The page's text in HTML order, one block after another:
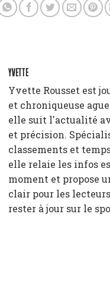
YVETTE
Yvette Rousset est
et chroniqueuse
elle suit l'actualité
et précision.
classements et
elle relaie les infos
moment et propose
clair pour les
rester à jour sur le